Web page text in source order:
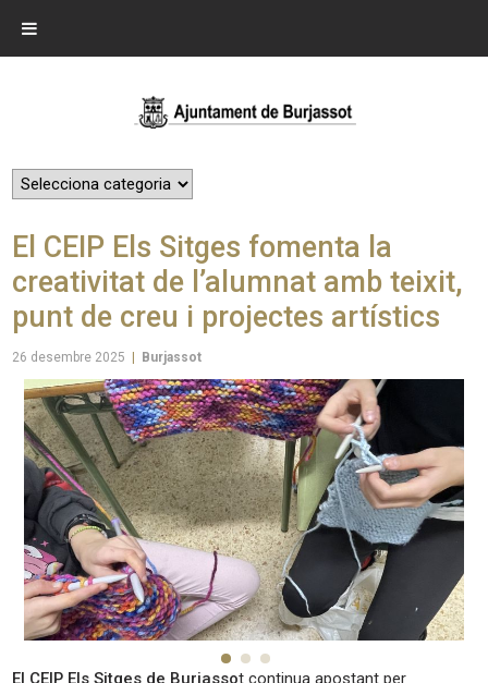
El CEIP Els Sitges fomenta la
creativitat de l’alumnat amb teixit,
punt de creu i projectes artístics
26 desembre 2025 Burjassot
El CEIP Els Sitges de Burjassot continua apostant per